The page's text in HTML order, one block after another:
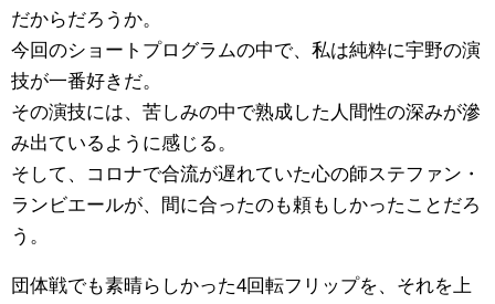
だからだろうか。
今回のショートプログラムの中で、私は純粋に宇野の演
技が一番好きだ。
その演技には、苦しみの中で熟成した人間性の深みが滲
み出ているように感じる。
そして、コロナで合流が遅れていた心の師ステファン・
ランビエールが、間に合ったのも頼もしかったことだろ
う。
団体戦でも素晴らしかった4回転フリップを、それを上